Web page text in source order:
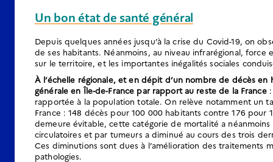
Un bon état de santé général
Depuis quelques années jusqu’à la crise du Covid-19, on
de ses habitants. Néanmoins, au niveau infrarégional,
sur le territoire, et les importantes inégalités sociales
À l’échelle régionale, et en dépit d’un nombre de décès
générale en Île-de-France par rapport au reste de la France:
rapportée à la population totale. On relève notamment un
France : 148 décès pour 100 000 habitants contre 176
demeure évitable, cette catégorie de mortalité a
circulatoires et par tumeurs a diminué au cours des trois
Ces diminutions sont dues à l’amélioration des traitements
pathologies.